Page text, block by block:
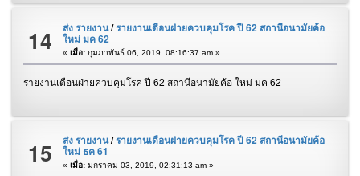
14 ส่ง รายงาน/รายงานเดือนฝ่ายควบคุมโรค ปี 62 สถานีอนามัยค้อ
ใหม่ มค 62
« เมื่อ:กุมภาพันธ์ 06, 2019, 08:16:37 am »
รายงานเดือนฝ่ายควบคุมโรค ปี 62 สถานีอนามัยค้อ ใหม่ มค 62
15 ส่ง รายงาน/รายงานเดือนฝ่ายควบคุมโรค ปี 62 สถานีอนามัยค้อ
ใหม่ ธค 61
« เมื่อ:มกราคม 03, 2019, 02:31:13 am »